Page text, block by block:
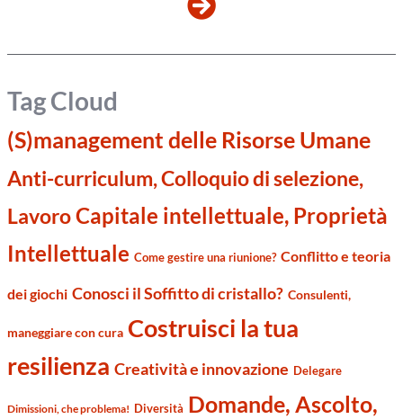
Tag Cloud
(S)management delle Risorse Umane
Anti-curriculum, Colloquio di selezione,
LavoroCapitale intellettuale, Proprietà
Intellettuale Come gestire una riunione? Conflitto e teoria
dei giochi Conosci il Soffitto di cristallo? Consulenti,
maneggiare con cura Costruisci la tua
resilienza Creatività e innovazione Delegare
Dimissioni, che problema! Diversità Domande, Ascolto,